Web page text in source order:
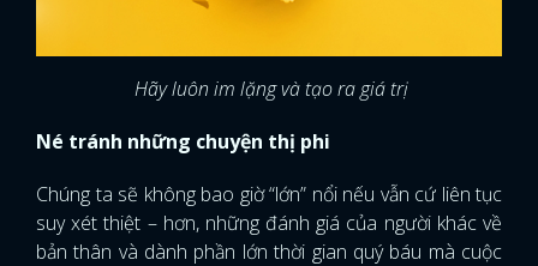
Hãy luôn im lặng và tạo ra giá trị
Né tránh những chuyện thị phi
Chúng ta sẽ không bao giờ “lớn” nổi nếu vẫn cứ liên tục
suy xét thiệt – hơn, những đánh giá của người khác về
bản thân và dành phần lớn thời gian quý báu mà cuộc